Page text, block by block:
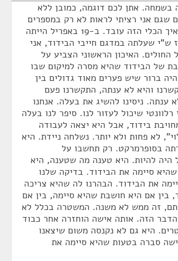
בשמחה. אתן לכם דוגמה, כמובן ללא
שגם אני רציתי לראות לא רק במספרים
אלא גם בדוגמאות איך הכלי הזה עובד. ב-19 באפריל הייתה
ש"י שעלתה במדגם חייבי הבידוד, אני
החולים. האיכון הראשוני הצביע על
של הבידוד שהיא מסרה למיקום שבו
ברור שיש פערים מאוד גדולים בין
והיא לא ענתה, התקשרנו פעם
ענתה. ניסינו להשיג את בעלה. אנחנו
שיכול לעזור לנו. סיפר לנו בעלה
בידוד, אבל היא יצאה לעבודה
לא פחות ולא יותר. נשלחה ניידת. היא
בסופרמרקט. רק תחשבו על
היה להיות. היא טענה מה שטענה, היא
סיימה את הבידוד. בדיקה שלנו
את הבידוד. הבהרנו לה שהיא צריכה
בין אם היא חושבת שהיא סיימה, בין אם
זה ממש לא משנה. המשטרה בכלל לא
הזה. אותה אישה הוחזרה אחר כבוד
היא גם לא נקנסה משום שיצאנו
סברה בטעות שהיא סיימה את